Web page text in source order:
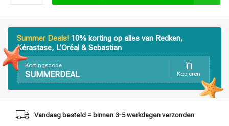
Haarstyling Haarkleuring
Summer Deals! 10% korting op alles van Redken,
Kérastase, L’Oréal & Sebastian
Kortingscode
SUMMERDEAL Kopieren
Vandaag besteld = binnen 3-5 werkdagen verzonden